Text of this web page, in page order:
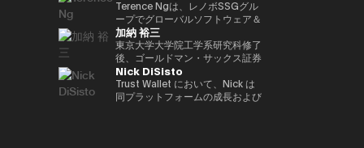
散型アプリケーションとデジタル
資産の可能性を明確に見据えた
Yat氏は、Animoca Brandsをブ
ロックチェーン、ゲーム、NFT、
そしてオープン・メタバース分野
におけるリーダー的地位へと迅速
に導きました。Animoca Brands
はNFTを中心とした複数の子会社
100万ドルを投資したことで知ら
れている。 ターピンは2015年に
「ビットコイン四季モデル
（Four Seasons of Bitcoin）」
を開発した人物でもあり、2024
年に Skyhorse Publishing から
刊行された著書『Bitcoin
Supercycle』は高い評価を受
事務所長、金融機構局国際課長
（バーゼル規制担当）、国際局企
画役等を歴任。財務省では国際機
構課企画官として国際金融
（FATF、FSB等）を担当。 一橋
大学法学部卒業。ハーバード大学
でComputer Science for AIを履
修。
ア経済への理解促進と、二国間の
経済・金融関係のさらなる強化に
取り組んでいます。 中央銀行、
銀行監督当局、ならびに欧州中央
銀行（ECB）や欧州投資銀行
（EIB）を含む国際金融機関にお
いて15年以上の経験を有し、金
融規制、ガバナンス、コンプライ
ンス、CX戦略推進などを経験。
2022年 ソニー銀行入社、現在は
ソニー銀行 DX事業企画部長とし
てweb3関連の新規事業企画を推
進。
債・金利デリバティブのトレーデ
ィング業務に従事。 その後、株
式会社松尾研究所に参画し、機械
学習プロジェクトの企画から
PoC、開発を一貫して担当。
2022年より同社取締役に就任、
また生成AIに特化したVCファン
ドを新設。
Terence Ngは、レノボSSGグル
ープでグローバルソフトウェア＆
マネージドサービスビジネスを率
いています。彼は、戦略的な
Microsoft Cloud Solution
Provider（CSP）プログラムを推
進し、Microsoftと連携して関連
するサービスソリューション全体
加納 裕三
東京大学大学院工学系研究科修了
後、ゴールドマン・サックス証券
株式会社等を経て、2014年に株
式会社bitFlyerを共同創業。
bitFlyer創業以降、暗号資産の国
Nick DiSisto
Trust Wallet において、Nick は
同プラットフォームの成長および